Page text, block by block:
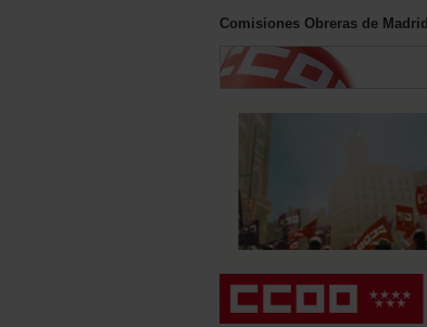
Comisiones Obreras de Madrid